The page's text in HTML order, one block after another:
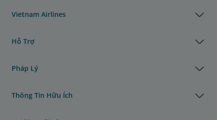
Vietnam Airlines
Hỗ Trợ
Pháp Lý
Thông Tin Hữu Ích